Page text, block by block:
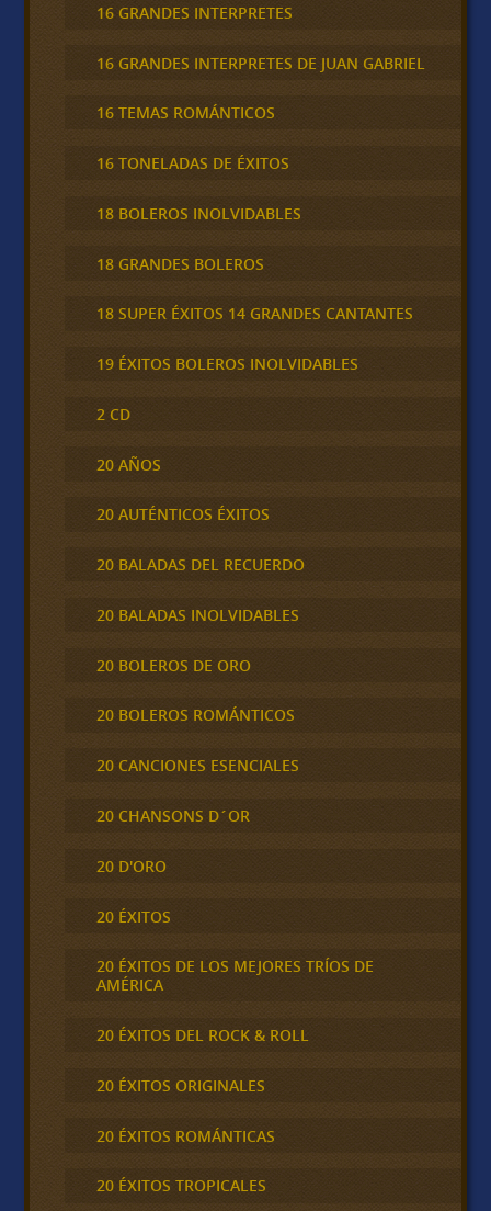
16 GRANDES INTERPRETES
16 GRANDES INTERPRETES DE JUAN GABRIEL
16 TEMAS ROMÁNTICOS
16 TONELADAS DE ÉXITOS
18 BOLEROS INOLVIDABLES
18 GRANDES BOLEROS
18 SUPER ÉXITOS 14 GRANDES CANTANTES
19 ÉXITOS BOLEROS INOLVIDABLES
2 CD
20 AÑOS
20 AUTÉNTICOS ÉXITOS
20 BALADAS DEL RECUERDO
20 BALADAS INOLVIDABLES
20 BOLEROS DE ORO
20 BOLEROS ROMÁNTICOS
20 CANCIONES ESENCIALES
20 CHANSONS D´OR
20 D'ORO
20 ÉXITOS
20 ÉXITOS DE LOS MEJORES TRÍOS DE
AMÉRICA
20 ÉXITOS DEL ROCK & ROLL
20 ÉXITOS ORIGINALES
20 ÉXITOS ROMÁNTICAS
20 ÉXITOS TROPICALES